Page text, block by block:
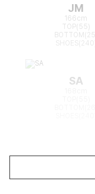
JM
166cm
TOP(55)
BOTTOM(25)
SA